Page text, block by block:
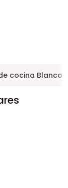
cocina Blanco